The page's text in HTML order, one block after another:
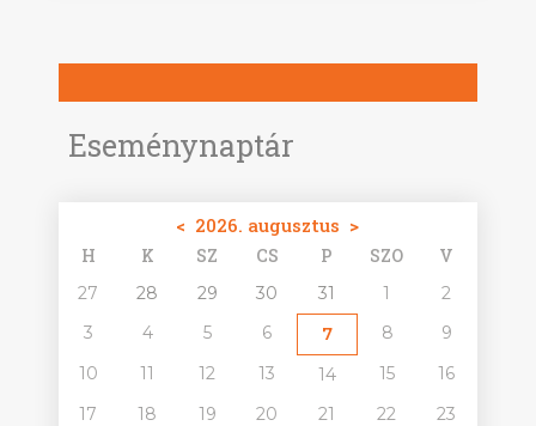
Eseménynaptár
< 2026. augusztus >
H K SZ CS P SZO V
27 28 29 30 31 1
2
3
4 5 6 7 8
9
10
11 12 13 14 15
16
17
18 19 20 21 22
23